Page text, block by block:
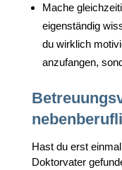
Mache
eigenständig
du wirklich
anzufangen,
Hast du erst
Doktorvater